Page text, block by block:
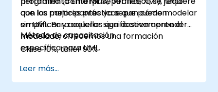
con las mejores prácticas que pueden
simplificar y acelerar significativamente el
modelado.
que los participantes ya sepan cómo modelar
en UML. Para aquellos que deseen aprender
modelado, ofrecemos una formación
específica para UML.
Método de capacitación
Clase 10%, taller 90%
Leer más...